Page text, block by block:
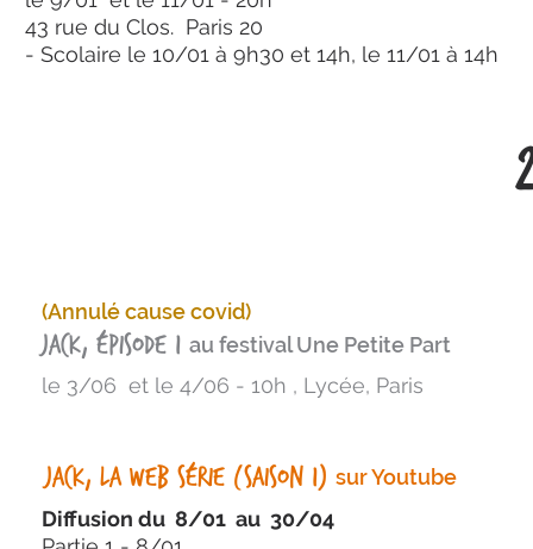
43 rue du Clos. Paris 20
- Scolaire le 10/01 à 9h30 et 14h, le 11/01 à 14h
Jack, épisode 1 au festival Une Petite Part
(Annulé cause covid)
le 3/06 et le 4/06 - 10h , Lycée, Paris
Jack, La web série (saison 1) sur Youtube
Diffusion du 8/01 au 30/04